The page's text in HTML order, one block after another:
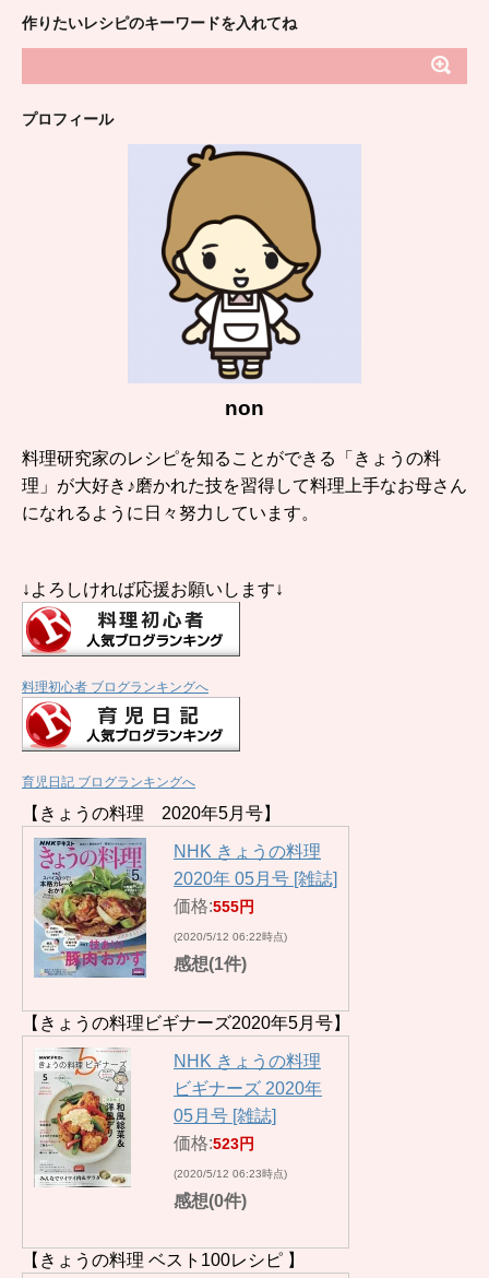
作りたいレシピのキーワードを入れてね
プロフィール
non
料理研究家のレシピを知ることができる「きょうの料
理」が大好き♪磨かれた技を習得して料理上手なお母さん
になれるように日々努力しています。
↓よろしければ応援お願いします↓
料理初心者 ブログランキングへ
育児日記 ブログランキングへ
【きょうの料理 2020年5月号】
NHK きょうの料理
2020年 05月号 [雑誌]
価格:555円
(2020/5/12 06:22時点)
感想(1件)
【きょうの料理ビギナーズ2020年5月号】
NHK きょうの料理
ビギナーズ 2020年
05月号 [雑誌]
価格:523円
(2020/5/12 06:23時点)
感想(0件)
【きょうの料理 ベスト100レシピ 】